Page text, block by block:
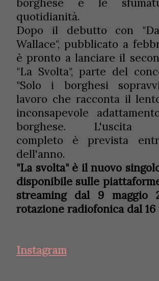
borghese e le
quotidianità.
Dopo il debutto con
Wallace", pubblicato a
è pronto a lanciare il
"La Svolta", parte del
"Solo i borghesi
lavoro che racconta il
inconsapevole
borghese. L'uscita
completo è prevista
dell'anno.
"La svolta" è il nuovo
disponibile sulle
streaming dal 9 maggio
rotazione radiofonica dal 16
Instagram